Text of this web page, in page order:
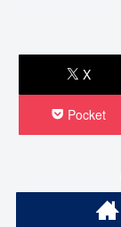
X
Pocket